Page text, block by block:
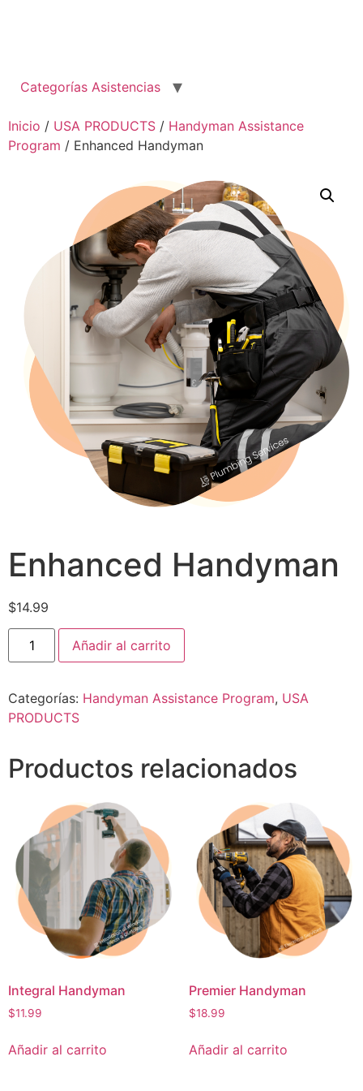
Categorías Asistencias
Inicio / USA PRODUCTS / Handyman Assistance
Program / Enhanced Handyman
Enhanced Handyman
$14.99
Añadir al carrito
Categorías: Handyman Assistance Program, USA
PRODUCTS
Productos relacionados
Integral Handyman
$11.99
Añadir al carrito
Premier Handyman
$18.99
Añadir al carrito